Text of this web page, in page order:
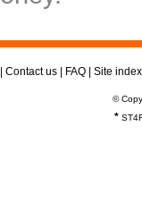
Contact us FAQ Site index
©
*